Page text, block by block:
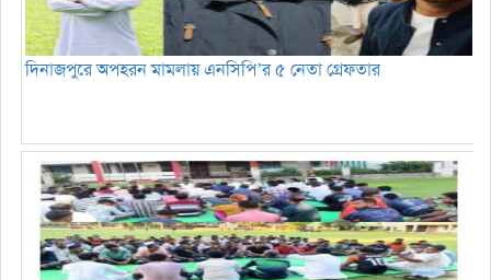
দিনাজপুরে অপহরন মামলায় এনসিপি’র ৫ নেতা গ্রেফতার